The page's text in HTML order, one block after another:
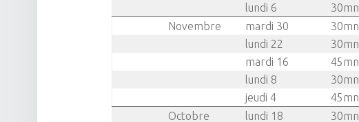
lundi 6
30mn
Novembre
mardi 30 30mn
lundi 22
30mn
mardi 16
45mn
lundi 8
30mn
jeudi 4
45mn
Octobre
lundi 18 30mn